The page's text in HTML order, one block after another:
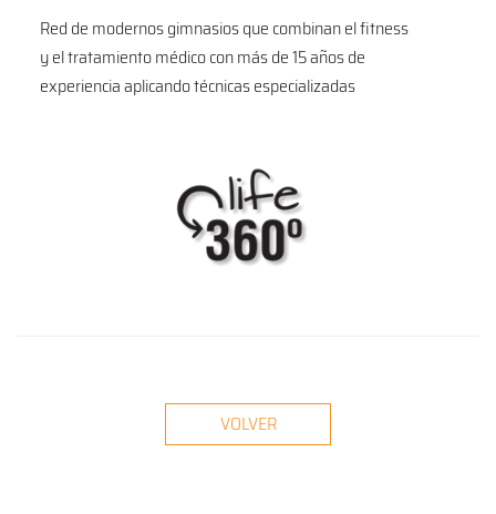
Red de modernos gimnasios que combinan el fitness
y el tratamiento médico con más de 15 años de
experiencia aplicando técnicas especializadas
VOLVER